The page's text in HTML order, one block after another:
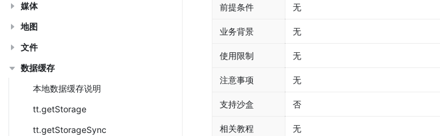
媒体
地图
文件
数据缓存
本地数据缓存说明
tt.getStorage
tt.getStorageSync
前提条件 无
业务背景 无
使用限制 无
注意事项 无
支持沙盒 否
相关教程 无